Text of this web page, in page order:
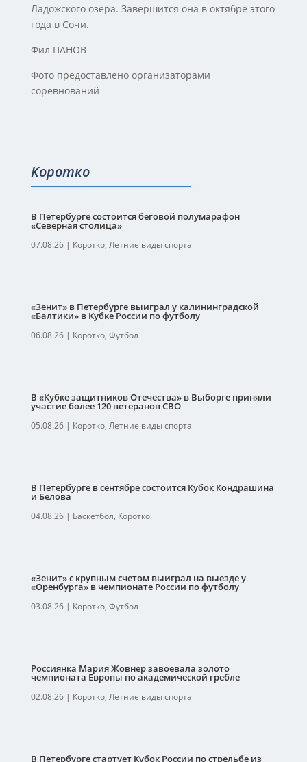
Ладожского озера. Завершится она в октябре этого
года в Сочи.
Фил ПАНОВ
Фото предоставлено организаторами
соревнований
Коротко
В Петербурге состоится беговой полумарафон
«Северная столица»
07.08.26| Коротко, Летние виды спорта
«Зенит» в Петербурге выиграл у калининградской
«Балтики» в Кубке России по футболу
06.08.26| Коротко, Футбол
В «Кубке защитников Отечества» в Выборге приняли
участие более 120 ветеранов СВО
05.08.26| Коротко, Летние виды спорта
В Петербурге в сентябре состоится Кубок Кондрашина
и Белова
04.08.26| Баскетбол, Коротко
«Зенит» с крупным счетом выиграл на выезде у
«Оренбурга» в чемпионате России по футболу
03.08.26| Коротко, Футбол
Россиянка Мария Жовнер завоевала золото
чемпионата Европы по академической гребле
02.08.26| Коротко, Летние виды спорта
В Петербурге стартует Кубок России по стрельбе из